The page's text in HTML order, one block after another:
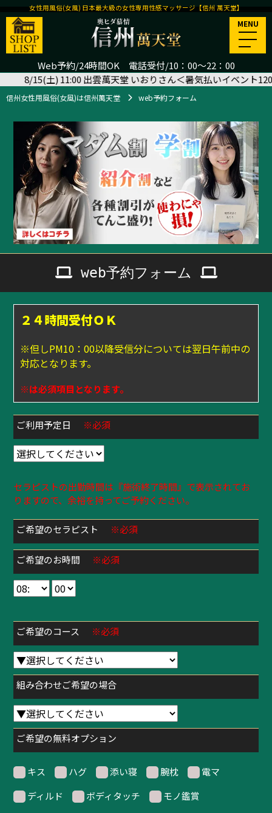
Web予約/24時間OK 電話受付/10：00～22：00
女性用風俗(女風) 日本最大級の女性専用性感マッサージ【信州 萬天堂】
MENU
信州女性用風俗(女風)は信州萬天堂 web予約フォーム
土) 11:00 出雲萬天堂 いおりさん＜暑気払いイベント120分＞ご
web予約フォーム
２４時間受付ＯＫ
※但しPM10：00以降受信分については翌日午前中の
対応となります。
※は必須項目となります。
ご利用予定日 ※必須
セラピストの出勤時間は『施術終了時間』で表示されてお
りますので、余裕を持ってご予約ください。
ご希望のセラピスト ※必須
ご希望のお時間 ※必須
ご希望のコース ※必須
組み合わせご希望の場合
ご希望の無料オプション
キス ハグ 添い寝 腕枕
電マ
ディルド
ボディタッチ
モノ鑑賞